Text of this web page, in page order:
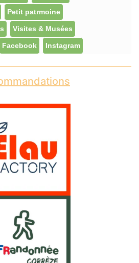
Petit patrmoine
Visites & Musées
Facebook Instagram